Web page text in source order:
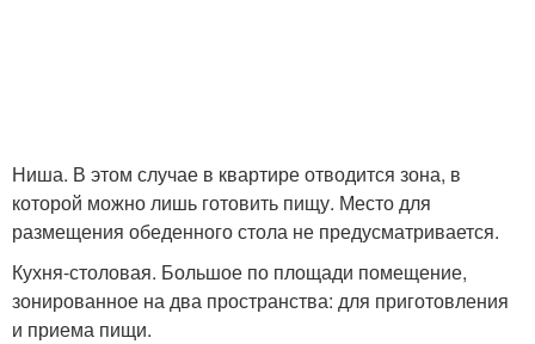
Ниша. В этом случае в квартире отводится зона, в
которой можно лишь готовить пищу. Место для
размещения обеденного стола не предусматривается.
Кухня-столовая. Большое по площади помещение,
зонированное на два пространства: для приготовления
и приема пищи.